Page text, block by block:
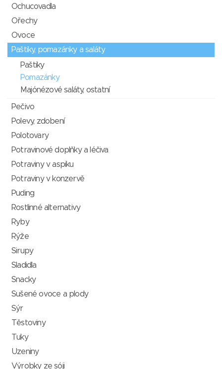
Ochucovadla
Ořechy
Ovoce
Paštiky, pomazánky a saláty
Paštiky
Pomazánky
Majónézové saláty, ostatní
Pečivo
Polevy, zdobení
Polotovary
Potravinové doplňky a léčiva
Potraviny v aspiku
Potraviny v konzervě
Puding
Rostlinné alternativy
Ryby
Rýže
Sirupy
Sladidla
Snacky
Sušené ovoce a plody
Sýr
Těstoviny
Tuky
Uzeniny
Výrobky ze sóji